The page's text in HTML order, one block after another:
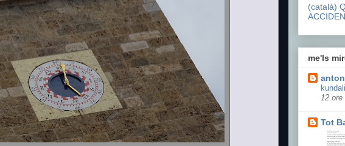
(català)
me'ls
12 ore
Tot